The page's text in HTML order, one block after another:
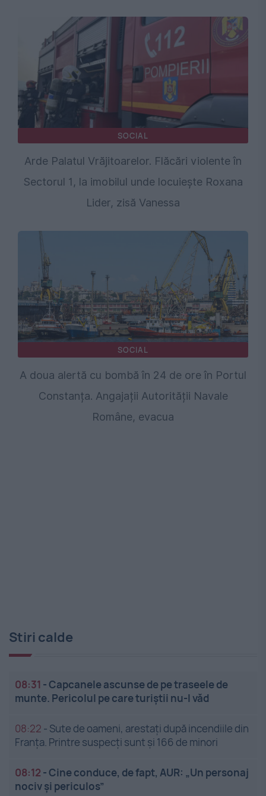
SOCIAL
Arde Palatul Vrăjitoarelor. Flăcări violente în
Sectorul 1, la imobilul unde locuiește Roxana
Lider, zisă Vanessa
SOCIAL
A doua alertă cu bombă în 24 de ore în Portul
Constanța. Angajații Autorității Navale
Române, evacua
Stiri calde
08:31 -Capcanele ascunse de pe traseele de
munte. Pericolul pe care turiștii nu-l văd
08:22 - Sute de oameni, arestați după incendiile din
Franța. Printre suspecți sunt și 166 de minori
08:12 -Cine conduce, de fapt, AUR: „Un personaj
nociv și periculos”